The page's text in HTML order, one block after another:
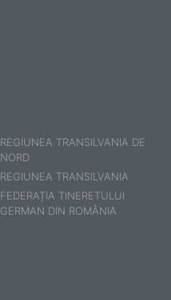
REGIUNEA TRANSILVANIA DE
NORD
REGIUNEA TRANSILVANIA
FEDERAȚIA TINERETULUI
GERMAN DIN ROMÂNIA